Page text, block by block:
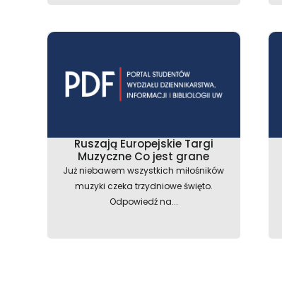
Ruszają Europejskie Targi
Muzyczne Co jest grane
Już niebawem wszystkich miłośników
muzyki czeka trzydniowe święto.
Odpowiedź na...